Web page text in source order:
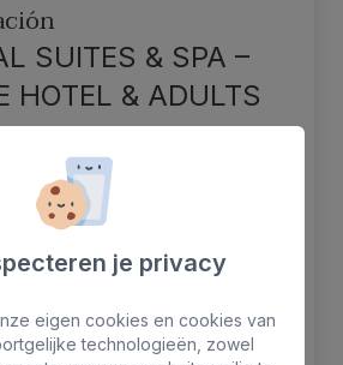
SUITES & SPA –
HOTEL & ADULTS
Canaria, 80
je privacy
eigen cookies en cookies van
technologieën, zowel